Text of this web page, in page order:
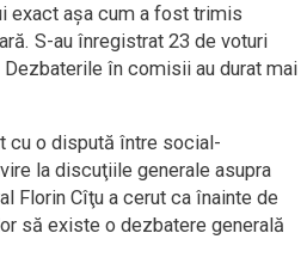
exact așa cum a fost trimis
S-au înregistrat 23 de voturi
Dezbaterile în comisii au durat mai
cu o dispută între social-
la discuţiile generale asupra
Florin Cîţu a cerut ca înainte de
să existe o dezbatere generală